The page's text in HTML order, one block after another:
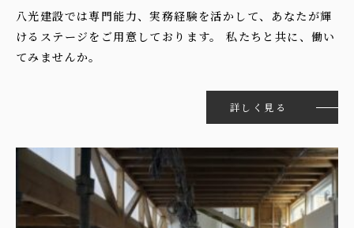
八光建設では専門能力、実務経験を活かして、あなたが輝
けるステージをご用意しております。 私たちと共に、働い
てみませんか。
詳しく見る